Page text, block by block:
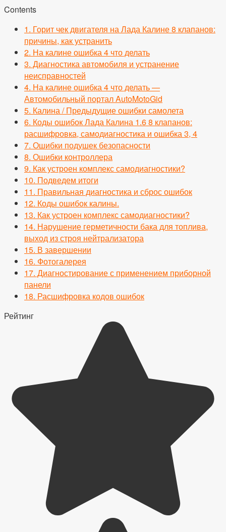
Contents
1. Горит чек двигателя на Лада Калине 8 клапанов:
причины, как устранить
2. На калине ошибка 4 что делать
3. Диагностика автомобиля и устранение
неисправностей
4. На калине ошибка 4 что делать —
Автомобильный портал AutoMotoGid
5. Калина / Предыдущие ошибки самолета
6. Коды ошибок Лада Калина 1.6 8 клапанов:
расшифровка, самодиагностика и ошибка 3, 4
7. Ошибки подушек безопасности
8. Ошибки контроллера
9. Как устроен комплекс самодиагностики?
10. Подведем итоги
11. Правильная диагностика и сброс ошибок
12. Коды ошибок калины.
13. Как устроен комплекс самодиагностики?
14. Нарушение герметичности бака для топлива,
выход из строя нейтрализатора
15. В завершении
16. Фотогалерея
17. Диагностирование с применением приборной
панели
18. Расшифровка кодов ошибок
Рейтинг